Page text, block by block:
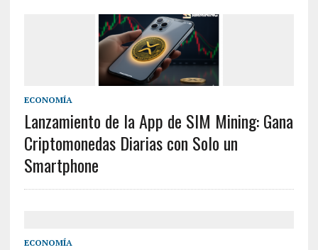
ECONOMÍA
Lanzamiento de la App de SIM Mining: Gana
Criptomonedas Diarias con Solo un
Smartphone
ECONOMÍA